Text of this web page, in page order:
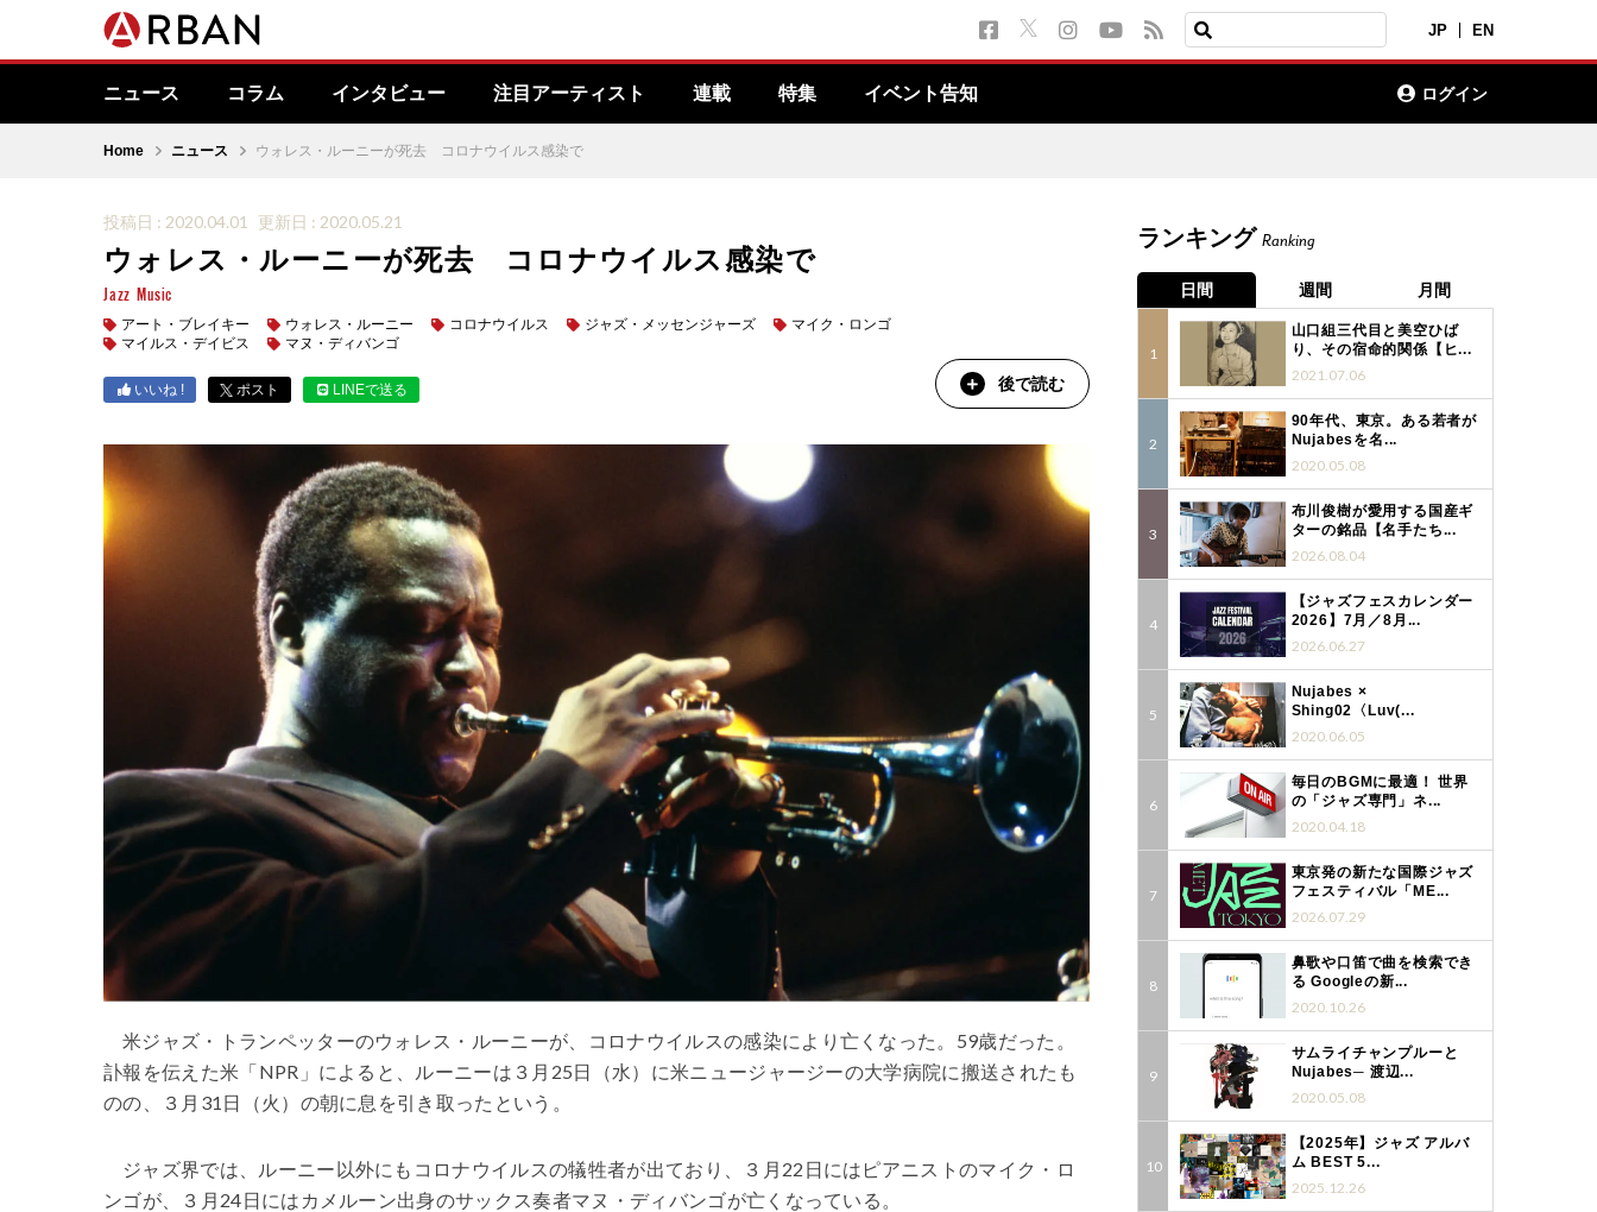
JP EN
ニュース コラム インタビュー 注目アーティスト 連載 特集 イベント告知 ログイン
Home ニュース ウォレス・ルーニーが死去 コロナウイルス感染で
投稿日 : 2020.04.01 更新日 : 2020.05.21
ウォレス・ルーニーが死去 コロナウイルス感染で
Jazz Music
アート・ブレイキー ウォレス・ルーニー コロナウイルス ジャズ・メッセンジャーズ
マイク・ロンゴ
マイルス・デイビス
マヌ・ディバンゴ
いいね ! ポスト LINEで送る 後で読む
米ジャズ・トランペッターのウォレス・ルーニーが、コロナウイルスの感染により亡くなった。59歳だった。
訃報を伝えた米「NPR」によると、ルーニーは３月25日（水）に米ニュージャージーの大学病院に搬送されたも
のの、３月31日（火）の朝に息を引き取ったという。
ジャズ界では、ルーニー以外にもコロナウイルスの犠牲者が出ており、３月22日にはピアニストのマイク・ロ
ンゴが、３月24日にはカメルーン出身のサックス奏者マヌ・ディバンゴが亡くなっている。
ランキング Ranking
日間 週間 月間
山口組三代目と美空ひば
り、その宿命的関係【ヒ...
2021.07.06
90年代、東京。ある若者が
Nujabesを名...
2020.05.08
布川俊樹が愛用する国産ギ
ターの銘品【名手たち...
2026.08.04
【ジャズフェスカレンダー
2026】7月／8月...
2026.06.27
Nujabes ×
Shing02〈Luv(...
2020.06.05
毎日のBGMに最適！ 世界
の「ジャズ専門」ネ...
2020.04.18
東京発の新たな国際ジャズ
フェスティバル「ME...
2026.07.29
鼻歌や口笛で曲を検索でき
る Googleの新...
2020.10.26
サムライチャンプルーと
Nujabes─ 渡辺...
2020.05.08
【2025年】ジャズ アルバ
ム BEST 5...
2025.12.26